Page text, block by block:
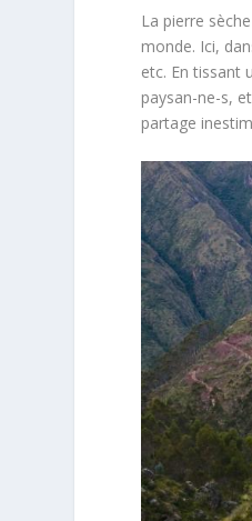
La pierre
monde. Ici,
etc. En tissant
paysan-ne-s,
partage